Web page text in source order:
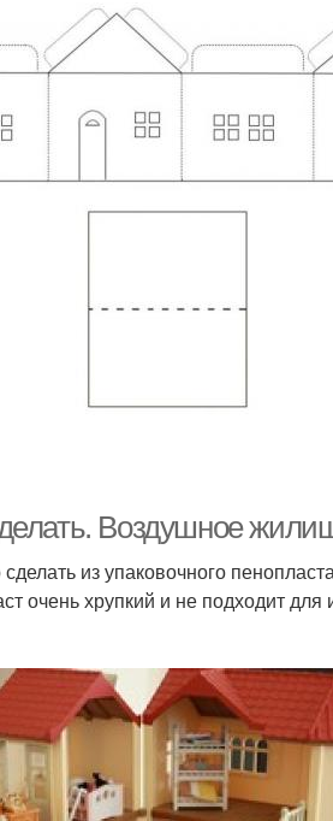
Воздушное
из упаковочного
очень хрупкий и не подходит